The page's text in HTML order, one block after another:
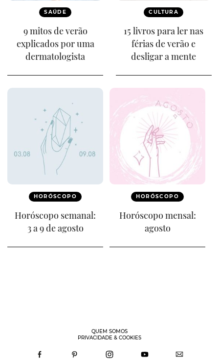
SAÚDE
9 mitos de verão
explicados por uma
dermatologista
CULTURA
15 livros para ler nas
férias de verão e
desligar a mente
HORÓSCOPO
Horóscopo semanal:
3 a 9 de agosto
HORÓSCOPO
Horóscopo mensal:
agosto
QUEM SOMOS
PRIVACIDADE & COOKIES